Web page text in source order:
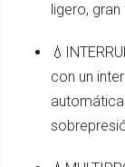
ligero,
con un